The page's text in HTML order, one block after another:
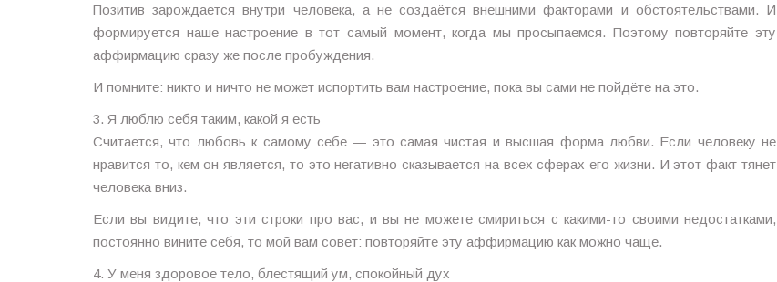
Позитив зарождается внутри человека, а не создаётся внешними факторами и обстоятельствами. И
формируется наше настроение в тот самый момент, когда мы просыпаемся. Поэтому повторяйте эту
аффирмацию сразу же после пробуждения.
И помните: никто и ничто не может испортить вам настроение, пока вы сами не пойдёте на это.
3. Я люблю себя таким, какой я есть
Считается, что любовь к самому себе — это самая чистая и высшая форма любви. Если человеку не
нравится то, кем он является, то это негативно сказывается на всех сферах его жизни. И этот факт тянет
человека вниз.
Если вы видите, что эти строки про вас, и вы не можете смириться с какими-то своими недостатками,
постоянно вините себя, то мой вам совет: повторяйте эту аффирмацию как можно чаще.
4. У меня здоровое тело, блестящий ум, спокойный дух